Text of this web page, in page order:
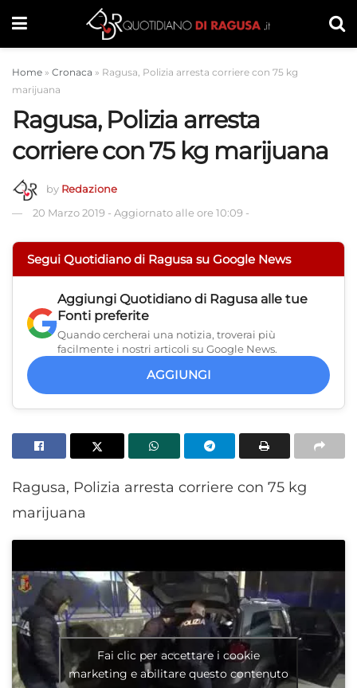
Home » Cronaca » Ragusa, Polizia arresta corriere con 75 kg
marijuana
Ragusa, Polizia arresta
corriere con 75 kg marijuana
by Redazione
20 Marzo 2019 - Aggiornato alle ore 10:09 -
Segui Quotidiano di Ragusa su Google News
Aggiungi Quotidiano di Ragusa alle tue
Fonti preferite
Quando cercherai una notizia, troverai più
facilmente i nostri articoli su Google News.
AGGIUNGI
Ragusa, Polizia arresta corriere con 75 kg
marijuana
Fai clic per accettare i cookie
marketing e abilitare questo contenuto